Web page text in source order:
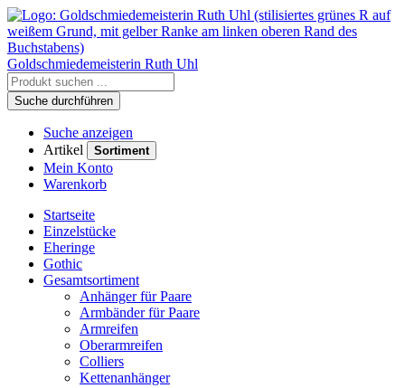
Goldschmiedemeisterin Ruth Uhl
Suche durchführen
Suche anzeigen
Artikel
Sortiment
Mein Konto
Warenkorb
Startseite
Einzelstücke
Eheringe
Gothic
Gesamtsortiment
Anhänger für Paare
Armbänder für Paare
Armreifen
Oberarmreifen
Colliers
Kettenanhänger